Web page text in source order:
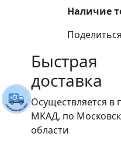
Наличие
Быстрая
доставка
Осуществляется в
МКАД, по
области